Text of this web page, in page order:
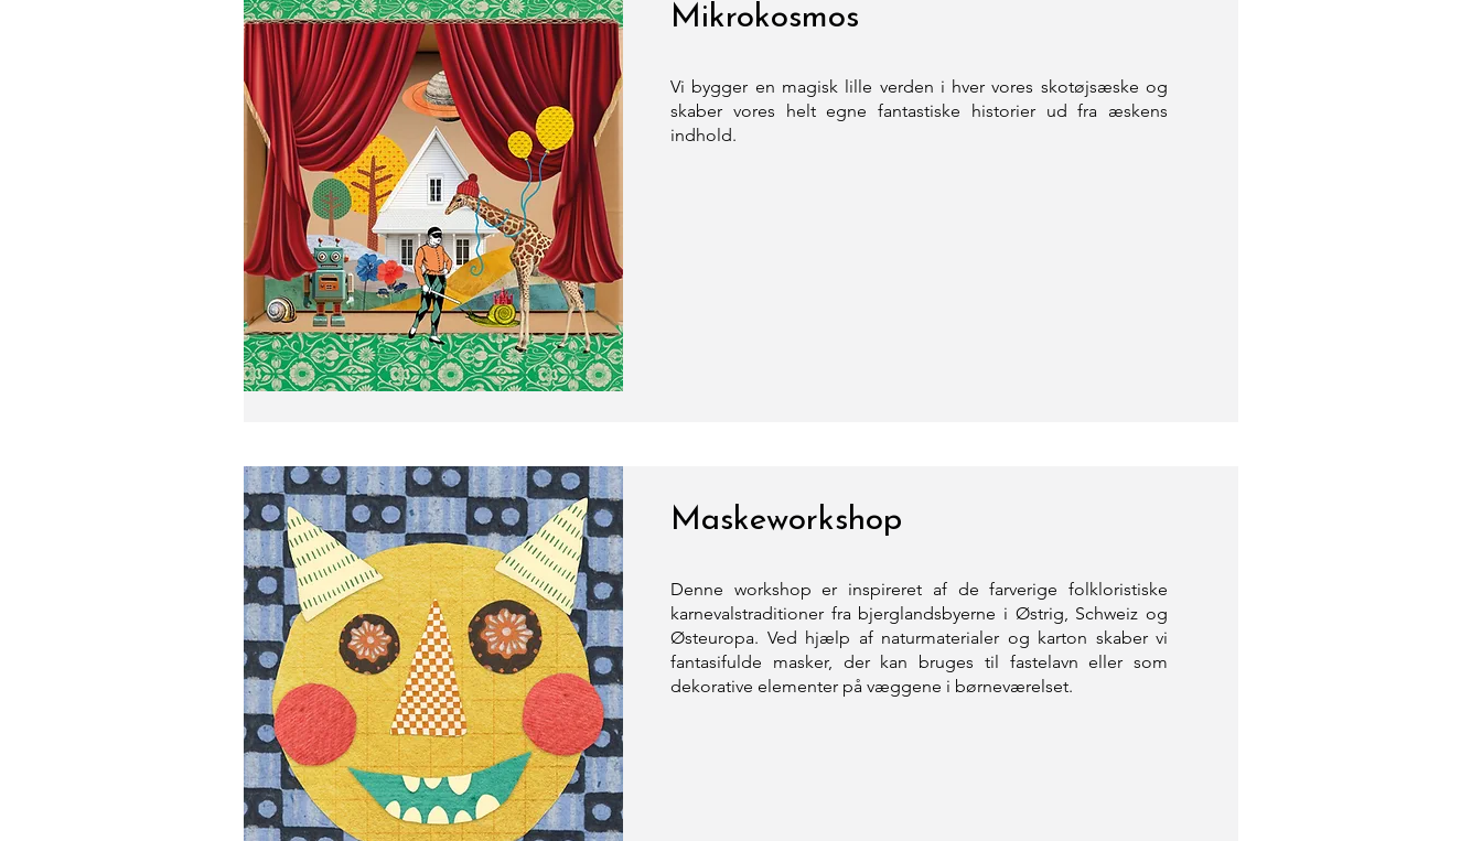
Mikrokosmos
Vi bygger en magisk lille verden i hver vores skotøjsæske og
skaber vores helt egne fantastiske historier ud fra æskens
indhold.
Maskeworkshop
Denne workshop er inspireret af de farverige folkloristiske
karnevalstraditioner fra bjerglandsbyerne i Østrig, Schweiz og
Østeuropa. Ved hjælp af naturmaterialer og karton skaber vi
fantasifulde masker, der kan bruges til fastelavn eller som
dekorative elementer på væggene i børneværelset.